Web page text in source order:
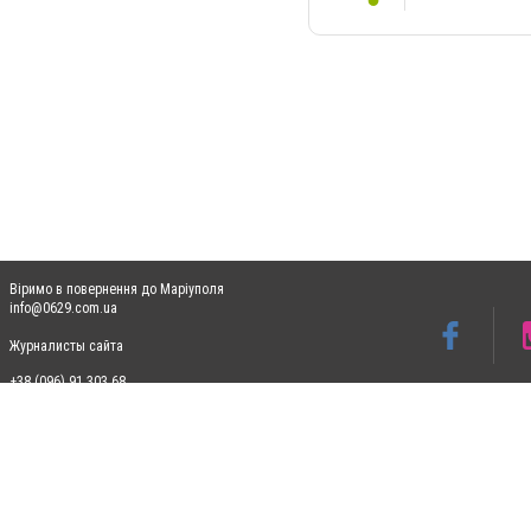
Віримо в повернення до Маріуполя
info@0629.com.ua
Журналисты сайта
+38 (096) 91 303 68